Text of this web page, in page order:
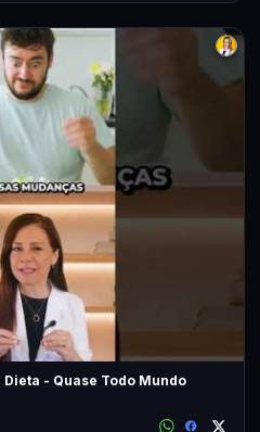
- Quase Todo Mundo